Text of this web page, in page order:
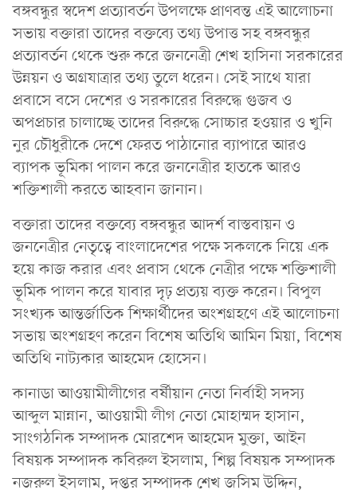
বঙ্গবন্ধুর স্বদেশ প্রত্যাবর্তন উপলক্ষে প্রাণবন্ত এই আলোচনা
সভায় বক্তারা তাদের বক্তব্যে তথ্য উপাত্ত সহ বঙ্গবন্ধুর
প্রত্যাবর্তন থেকে শুরু করে জননেত্রী শেখ হাসিনা সরকারের
উন্নয়ন ও অগ্রযাত্রার তথ্য তুলে ধরেন। সেই সাথে যারা
প্রবাসে বসে দেশের ও সরকারের বিরুদ্ধে গুজব ও
অপপ্রচার চালাচ্ছে তাদের বিরুদ্ধে সোচ্চার হওয়ার ও খুনি
নুর চৌধুরীকে দেশে ফেরত পাঠানোর ব্যাপারে আরও
ব্যাপক ভূমিকা পালন করে জননেত্রীর হাতকে আরও
শক্তিশালী করতে আহবান জানান।
বক্তারা তাদের বক্তব্যে বঙ্গবন্ধুর আদর্শ বাস্তবায়ন ও
জননেত্রীর নেতৃত্বে বাংলাদেশের পক্ষে সকলকে নিয়ে এক
হয়ে কাজ করার এবং প্রবাস থেকে নেত্রীর পক্ষে শক্তিশালী
ভূমিক পালন করে যাবার দৃঢ় প্রত্যয় ব্যক্ত করেন। বিপুল
সংখ্যক আন্তর্জাতিক শিক্ষার্থীদের অংশগ্রহণে এই আলোচনা
সভায় অংশগ্রহণ করেন বিশেষ অতিথি আমিন মিয়া, বিশেষ
অতিথি নাট্যকার আহমেদ হোসেন।
কানাডা আওয়ামীলীগের বর্ষীয়ান নেতা নির্বাহী সদস্য
আব্দুল মান্নান, আওয়ামী লীগ নেতা মোহাম্মদ হাসান,
সাংগঠনিক সম্পাদক মোরশেদ আহমেদ মুক্তা, আইন
বিষয়ক সম্পাদক কবিরুল ইসলাম, শিল্প বিষয়ক সম্পাদক
নজরুল ইসলাম, দপ্তর সম্পাদক শেখ জসিম উদ্দিন,